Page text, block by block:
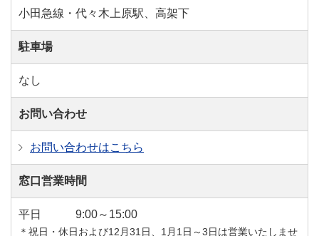
小田急線・代々木上原駅、高架下
駐車場
なし
お問い合わせ
お問い合わせはこちら
窓口営業時間
平日 9:00～15:00
＊祝日・休日および12月31日、1月1日～3日は営業いたしませ